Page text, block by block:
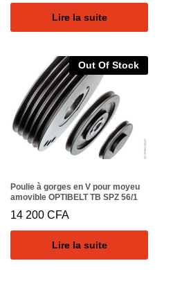
Lire la suite
Out Of Stock
Poulie à gorges en V pour moyeu
amovible OPTIBELT TB SPZ 56/1
14 200 CFA
Lire la suite